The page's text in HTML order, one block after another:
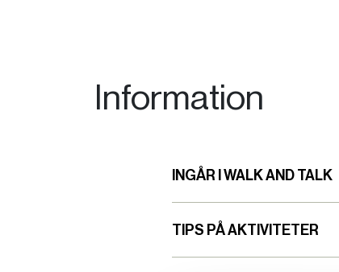
Information
INGÅR I WALK AND TALK
TIPS PÅ AKTIVITETER